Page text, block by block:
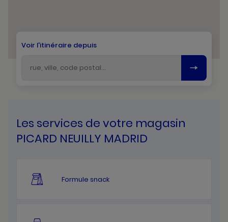
Voir l'itinéraire depuis
Les services de votre magasin
PICARD NEUILLY MADRID
Formule snack